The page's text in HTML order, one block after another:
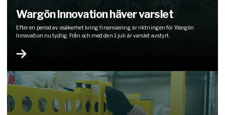
Wargön Innovation häver varslet
Efter en period av osäkerhet kring finansiering är riktningen för Wargön
Innovation nu tydlig. Från och med den 1 juli är varslet avstyrt.